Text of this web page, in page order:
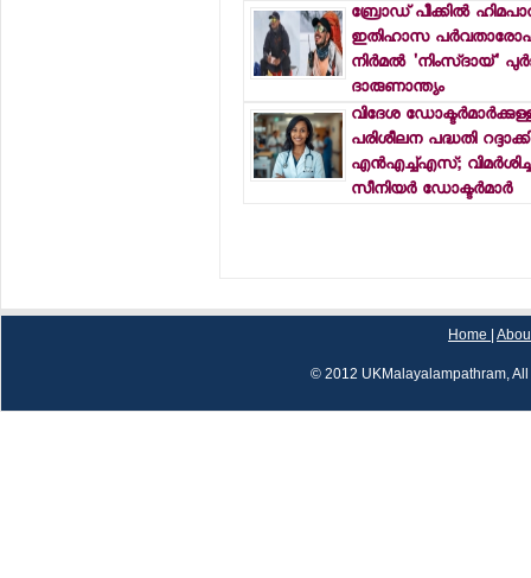
ബ്രോഡ് പീക്കില്‍
ഇതിഹാസ
നിര്‍മല്‍ 'നിംസ്ദായ്'
ദാരുണാന്ത്യം
വിദേശ
പരിശീലന പദ്ധതി
എന്‍എച്ച്എസ്;
സീനിയര്‍ ഡോക്ടര്‍മാര്‍
Home
© 2012 UKMalayalampathram,